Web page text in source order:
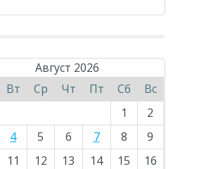
Август 2026
Вт Ср Чт Пт Сб
Вс
1
2
4 5 6 7 8
9
11 12 13 14 15
16